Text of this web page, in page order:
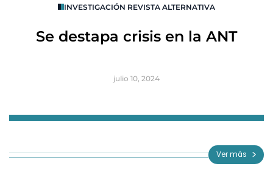
INVESTIGACIÓN REVISTA ALTERNATIVA
Se destapa crisis en la ANT
julio 10, 2024
3
Ver más